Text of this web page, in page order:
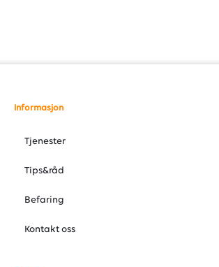
Informasjon
Tjenester
Tips&råd
Befaring
Kontakt oss